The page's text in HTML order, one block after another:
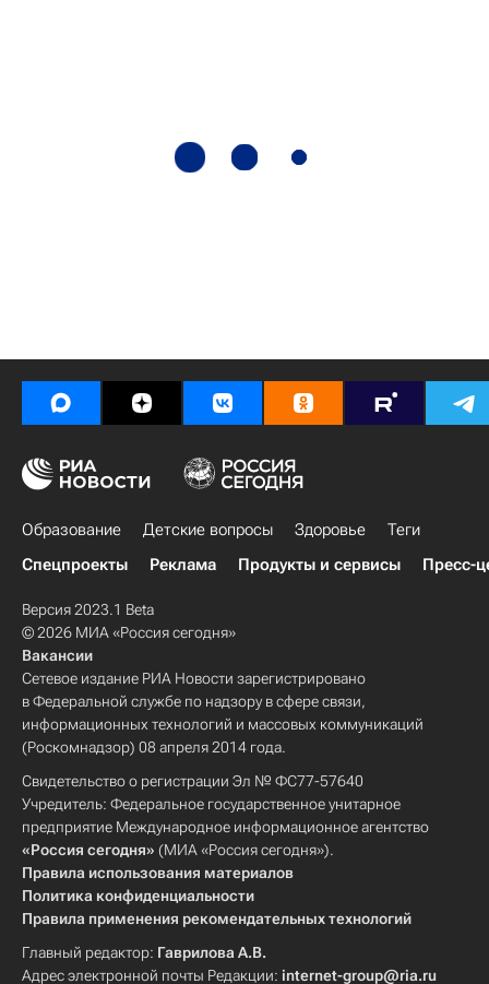
Образование Детские вопросы Здоровье
Теги
Спецпроекты
Реклама Продукты и сервисы Пресс-
Версия 2023.1 Beta
© 2026 МИА «Россия сегодня»
Вакансии
Сетевое издание РИА Новости зарегистрировано
в Федеральной службе по надзору в сфере связи,
информационных технологий и массовых коммуникаций
(Роскомнадзор) 08 апреля 2014 года.
Свидетельство о регистрации Эл № ФС77-57640
Учредитель: Федеральное государственное унитарное
предприятие Международное информационное агентство
«Россия сегодня» (МИА «Россия сегодня»).
Правила использования материалов
Политика конфиденциальности
Правила применения рекомендательных технологий
Главный редактор: Гаврилова А.В.
Адрес электронной почты Редакции: internet-group@ria.ru